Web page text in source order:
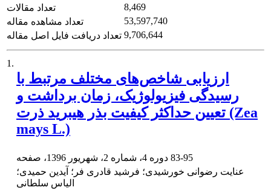
تعداد مقالات
8,469
تعداد مشاهده مقاله
53,597,740
تعداد دریافت فایل اصل مقاله 9,706,644
1.
ارزیابی شاخص‌های مختلف مرتبط با
رسیدگی فیزیولوژیک، زمان برداشت و
تعیین حداکثر کیفیت بذر هیبرید ذرت (Zea
mays L.)
83-95
عنایت رضوانی خورشیدی؛ فرشید قادری فر؛ آیدین حمیدی؛
الیاس سلطانی